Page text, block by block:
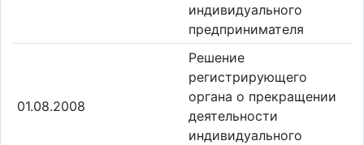
индивидуального
предпринимателя
01.08.2008
Решение
регистрирующего
органа о прекращении
деятельности
индивидуального